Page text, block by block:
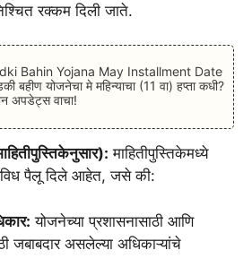
रक्कम दिली जाते.
Bahin Yojana May Installment Date
बहीण योजनेचा मे महिन्याचा (11 वा) हप्ता कधी?
अपडेट्स वाचा!
माहितीपुस्तिकेमध्ये
पैलू दिले आहेत, जसे की:
योजनेच्या प्रशासनासाठी आणि
जबाबदार असलेल्या अधिकाऱ्यांचे